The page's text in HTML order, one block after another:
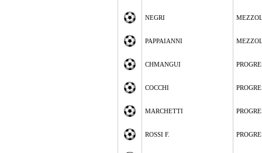
NEGRI
PAPPAIANNI
CHMANGUI
COCCHI
MARCHETTI
ROSSI F.